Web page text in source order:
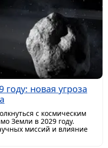
новая угроза
с космическим
Земли в 2029 году.
миссий и влияние